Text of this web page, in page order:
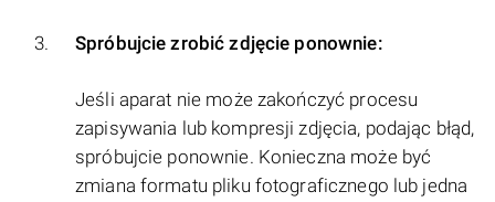
Spróbujcie zrobić zdjęcie ponownie:
Jeśli aparat nie może zakończyć procesu
zapisywania lub kompresji zdjęcia, podając błąd,
spróbujcie ponownie. Konieczna może być
zmiana formatu pliku fotograficznego lub jedna